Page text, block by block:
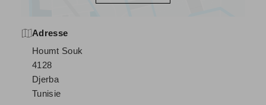
Adresse
Houmt Souk
4128
Djerba
Tunisie